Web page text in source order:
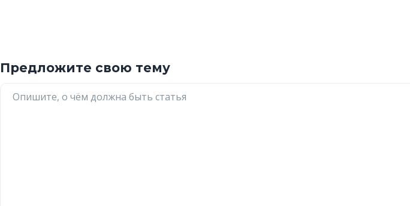
Предложите свою тему